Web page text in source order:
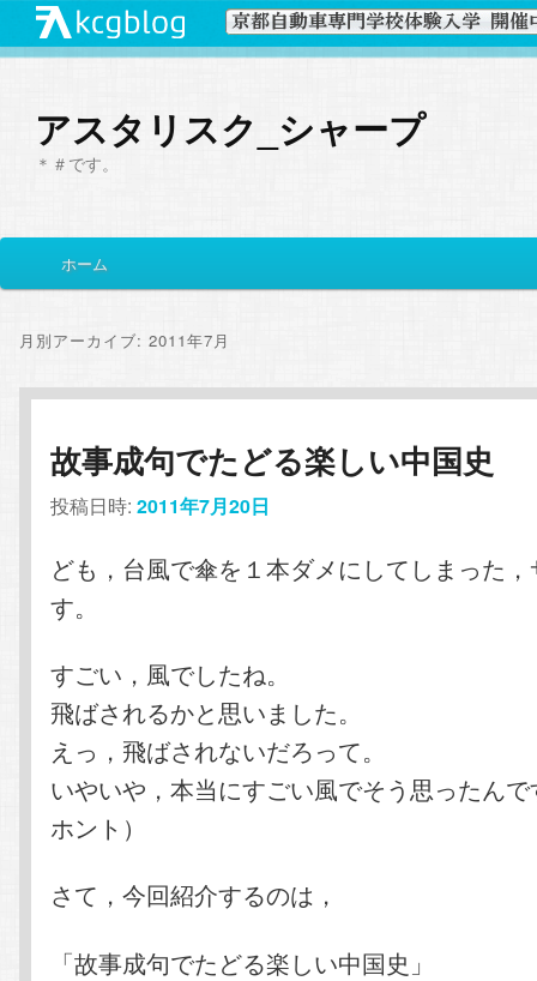
アスタリスク_シャープ
＊＃です。
イ
メ
ン
コ
ン
テ
ン
ツ
移
サ
コ
ン
テ
ン
ツ
へ
動
ホーム
月別アーカイブ:2011年7月
故事成句でたどる楽しい中国史
投稿日時:2011年7月20日
ども，台風で傘を１本ダメにしてしまった
す。
すごい，風でしたね。
飛ばされるかと思いました。
えっ，飛ばされないだろって。
いやいや，本当にすごい風でそう思ったん
ホント）
さて，今回紹介するのは，
「故事成句でたどる楽しい中国史」